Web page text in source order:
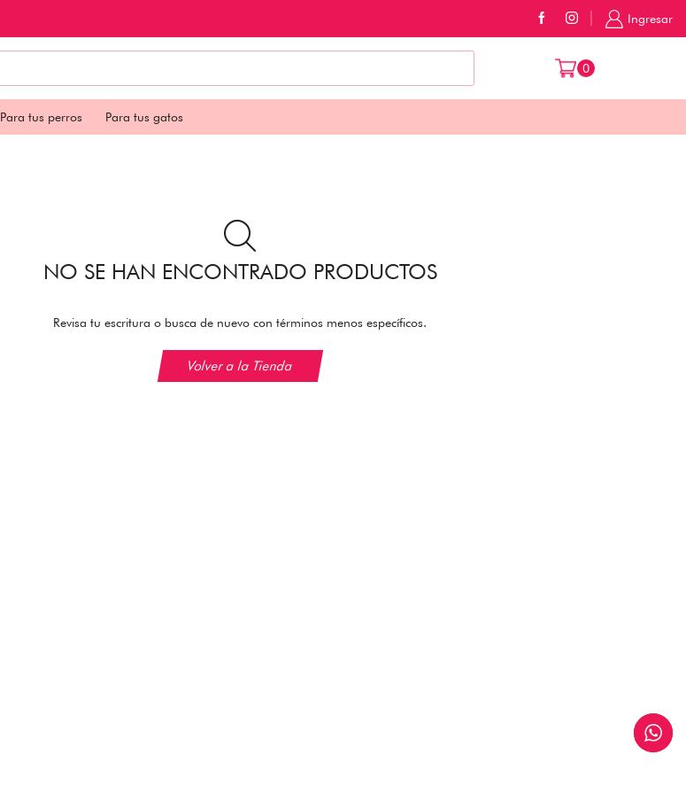
Ingresar
0
Para tus perros Para tus gatos
NO SE HAN ENCONTRADO PRODUCTOS
Revisa tu escritura o busca de nuevo con términos menos específicos.
Volver a la Tienda